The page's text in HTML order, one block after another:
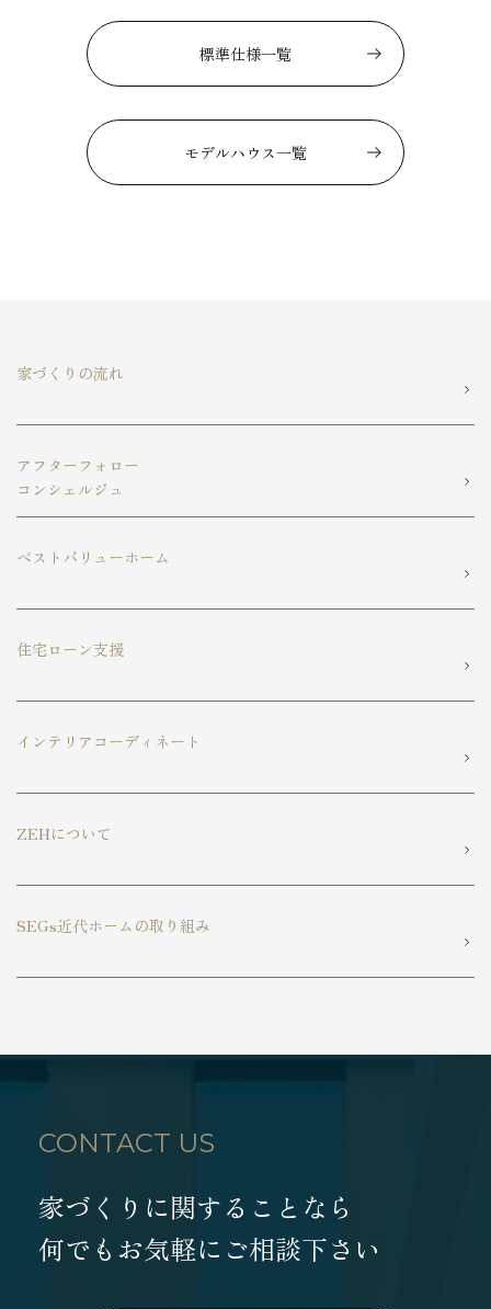
標準仕様一覧
モデルハウス一覧
家づくりの流れ
アフターフォロー
コンシェルジュ
ベストバリューホーム
住宅ローン支援
インテリアコーディネート
ZEHについて
SEGs近代ホームの取り組み
CONTACT US
家づくりに関することなら
何でもお気軽にご相談下さい